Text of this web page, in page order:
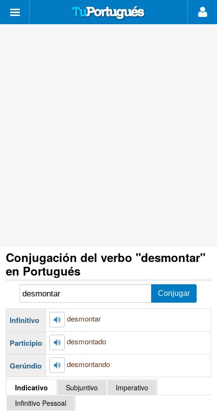
Conjugación del verbo "desmontar"
en Portugués
Infinitivo desmontar
Participio desmontado
Gerúndio desmontando
Indicativo Subjuntivo
Imperativo
Infinitivo Pessoal